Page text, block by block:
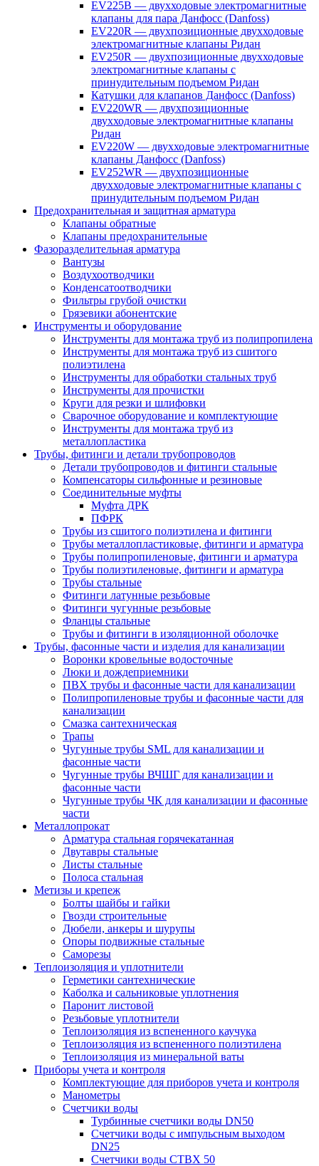
EV225B — двухходовые электромагнитные
клапаны для пара Данфосс (Danfoss)
EV220R — двухпозиционные двухходовые
электромагнитные клапаны Ридан
EV250R — двухпозиционные двухходовые
электромагнитные клапаны с
принудительным подъемом Ридан
Катушки для клапанов Данфосс (Danfoss)
EV220WR — двухпозиционные
двухходовые электромагнитные клапаны
Ридан
EV220W — двухходовые электромагнитные
клапаны Данфосс (Danfoss)
EV252WR — двухпозиционные
двухходовые электромагнитные клапаны с
принудительным подъемом Ридан
Предохранительная и защитная арматура
Клапаны обратные
Клапаны предохранительные
Фазоразделительная арматура
Вантузы
Воздухоотводчики
Конденсатоотводчики
Фильтры грубой очистки
Грязевики абонентские
Инструменты и оборудование
Инструменты для монтажа труб из полипропилена
Инструменты для монтажа труб из сшитого
полиэтилена
Инструменты для обработки стальных труб
Инструменты для прочистки
Круги для резки и шлифовки
Сварочное оборудование и комплектующие
Инструменты для монтажа труб из
металлопластика
Трубы, фитинги и детали трубопроводов
Детали трубопроводов и фитинги стальные
Компенсаторы сильфонные и резиновые
Соединительные муфты
Муфта ДРК
ПФРК
Трубы из сшитого полиэтилена и фитинги
Трубы металлопластиковые, фитинги и арматура
Трубы полипропиленовые, фитинги и арматура
Трубы полиэтиленовые, фитинги и арматура
Трубы стальные
Фитинги латунные резьбовые
Фитинги чугунные резьбовые
Фланцы стальные
Трубы и фитинги в изоляционной оболочке
Трубы, фасонные части и изделия для канализации
Воронки кровельные водосточные
Люки и дождеприемники
ПВХ трубы и фасонные части для канализации
Полипропиленовые трубы и фасонные части для
канализации
Смазка сантехническая
Трапы
Чугунные трубы SML для канализации и
фасонные части
Чугунные трубы ВЧШГ для канализации и
фасонные части
Чугунные трубы ЧК для канализации и фасонные
части
Металлопрокат
Арматура стальная горячекатанная
Двутавры стальные
Листы стальные
Полоса стальная
Метизы и крепеж
Болты шайбы и гайки
Гвозди строительные
Дюбели, анкеры и шурупы
Опоры подвижные стальные
Саморезы
Теплоизоляция и уплотнители
Герметики сантехнические
Каболка и сальниковые уплотнения
Паронит листовой
Резьбовые уплотнители
Теплоизоляция из вспененного каучука
Теплоизоляция из вспененного полиэтилена
Теплоизоляция из минеральной ваты
Приборы учета и контроля
Комплектующие для приборов учета и контроля
Манометры
Счетчики воды
Турбинные счетчики воды DN50
Счетчики воды с импульсным выходом
DN25
Счетчики воды СТВХ 50